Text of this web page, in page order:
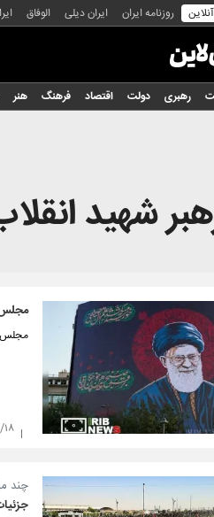
روزنامه ایران ایران دیلی الوفاق
رهبری دولت اقتصاد فرهنگ هنر
شهید
مجلس
مجلس
چند